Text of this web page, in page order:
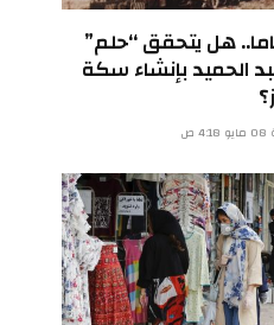
126 عاما.. هل يتحقق “حلم”
الحميد بإنشاء سكة